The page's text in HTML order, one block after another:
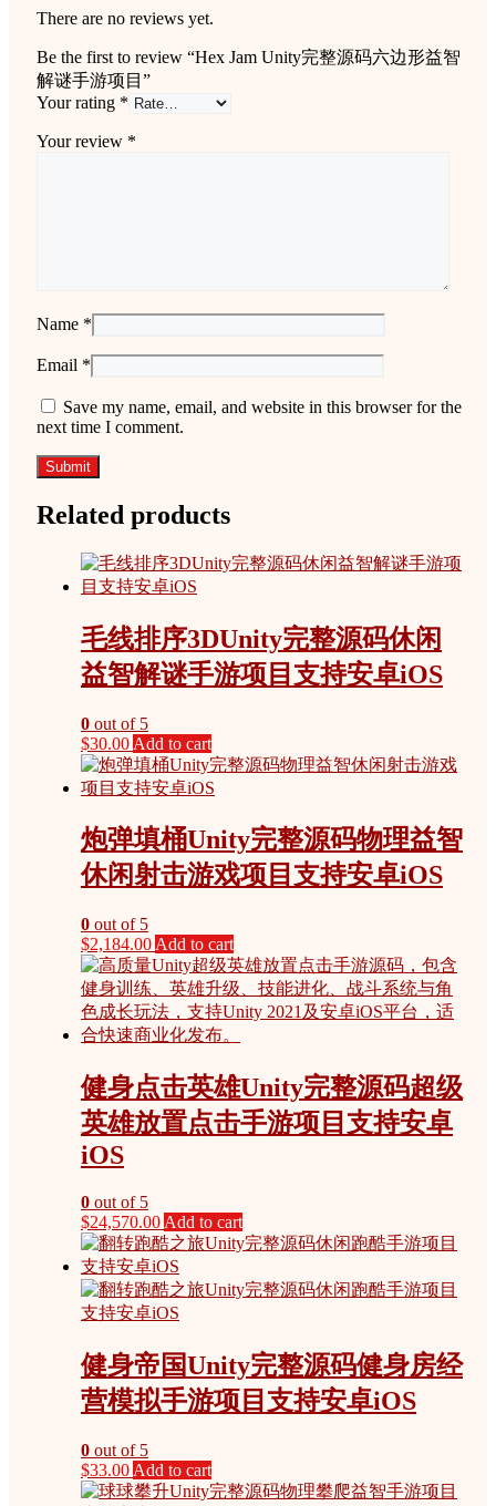
There are no reviews yet.
Be the first to review “Hex Jam Unity完整源码六边形益智
解谜手游项目”
Your rating *
Your review *
Name *
Email *
Save my name, email, and website in this browser for the
next time I comment.
Related products
毛线排序3DUnity完整源码休闲
益智解谜手游项目支持安卓iOS
0 out of 5
$30.00 Add to cart
炮弹填桶Unity完整源码物理益智
休闲射击游戏项目支持安卓iOS
0 out of 5
$2,184.00 Add to cart
健身点击英雄Unity完整源码超级
英雄放置点击手游项目支持安卓
iOS
0 out of 5
$24,570.00 Add to cart
健身帝国Unity完整源码健身房经
营模拟手游项目支持安卓iOS
0 out of 5
$33.00 Add to cart